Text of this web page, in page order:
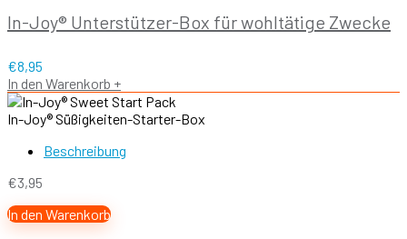
In-Joy® Unterstützer-Box für wohltätige Zwecke
€8,95
In den Warenkorb +
In-Joy® Süßigkeiten-Starter-Box
Beschreibung
€3,95
In den Warenkorb